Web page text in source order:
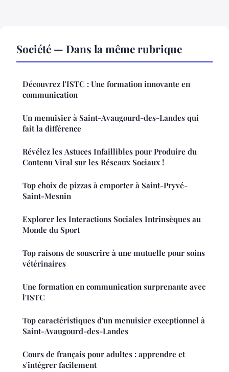
Société — Dans la même rubrique
Découvrez l'ISTC : Une formation innovante en
communication
Un menuisier à Saint-Avaugourd-des-Landes qui
fait la différence
Révélez les Astuces Infaillibles pour Produire du
Contenu Viral sur les Réseaux Sociaux !
Top choix de pizzas à emporter à Saint-Pryvé-
Saint-Mesnin
Explorer les Interactions Sociales Intrinsèques au
Monde du Sport
Top raisons de souscrire à une mutuelle pour soins
vétérinaires
Une formation en communication surprenante avec
l'ISTC
Top caractéristiques d'un menuisier exceptionnel à
Saint-Avaugourd-des-Landes
Cours de français pour adultes : apprendre et
s'intégrer facilement